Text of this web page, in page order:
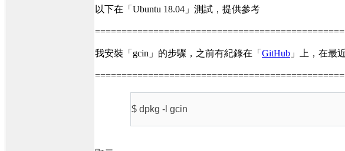
以下在「Ubuntu 18.04」測試，提供參考
我安裝「gcin」的步驟，之前有紀錄在「 GitHub 」上，在最
$ dpkg -l gcin